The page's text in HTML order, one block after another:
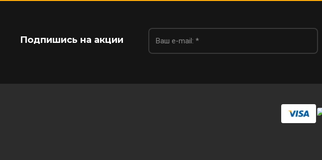
Подпишись на акции